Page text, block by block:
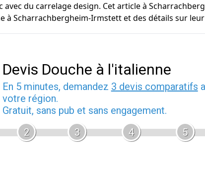
du carrelage design. Cet article à
à Scharrachbergheim-Irmstett et des détails sur
Devis Douche à l'italienne
En 5 minutes, demandez 3 devis comparatifs
votre région.
Gratuit, sans pub et sans engagement.
2 3 4 5